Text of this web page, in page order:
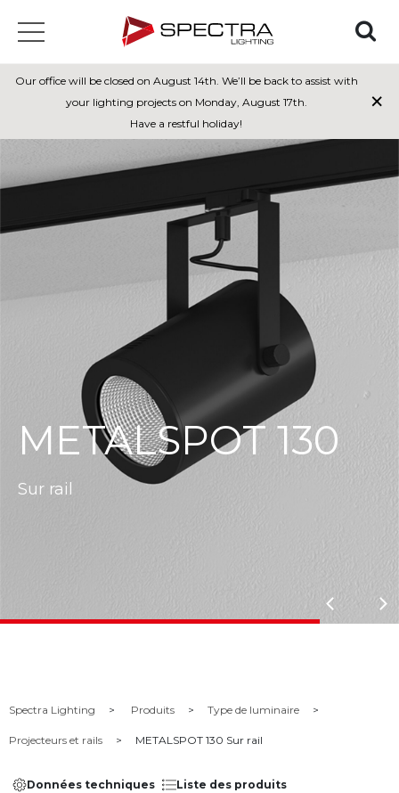
Our office will be closed on August 14th. We’ll be back to assist with
your lighting projects on Monday, August 17th.
Have a restful holiday!
×
METALSPOT 130
Sur rail
Spectra Lighting Produits Type de luminaire
Projecteurs et rails METALSPOT 130 Sur rail
Données techniques
Liste des produits